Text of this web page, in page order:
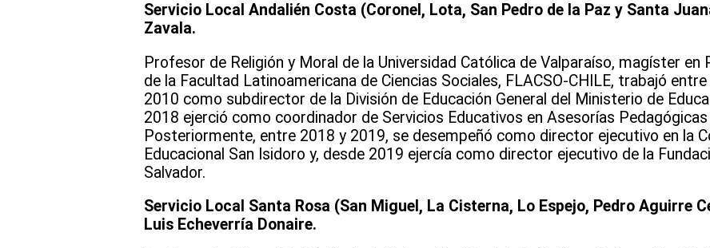
Servicio Local Andalién Costa (Coronel, Lota, San Pedro de la Paz y Santa
Zavala.
Profesor de Religión y Moral de la Universidad Católica de Valparaíso, magíster en
de la Facultad Latinoamericana de Ciencias Sociales, FLACSO-CHILE, trabajó
2010 como subdirector de la División de Educación General del Ministerio de
2018 ejerció como coordinador de Servicios Educativos en Asesorías Pedagógicas
Posteriormente, entre 2018 y 2019, se desempeñó como director ejecutivo en la
Educacional San Isidoro y, desde 2019 ejercía como director ejecutivo de la
Salvador.
Servicio Local Santa Rosa (San Miguel, La Cisterna, Lo Espejo, Pedro Aguirre
Luis Echeverría Donaire.